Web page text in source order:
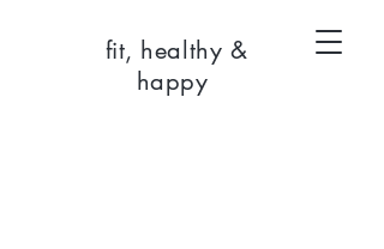
fit, healthy &
happy